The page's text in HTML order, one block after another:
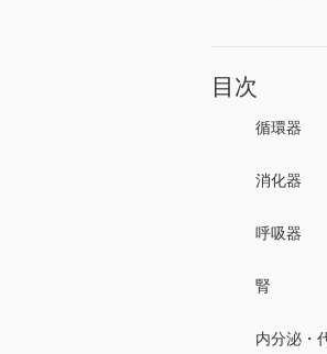
目次
循環器
消化器
呼吸器
腎
内分泌・